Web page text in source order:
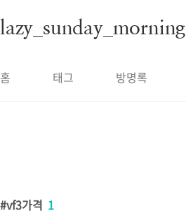
lazy_sunday_morning
홈 태그 방명록
vf3가격 1